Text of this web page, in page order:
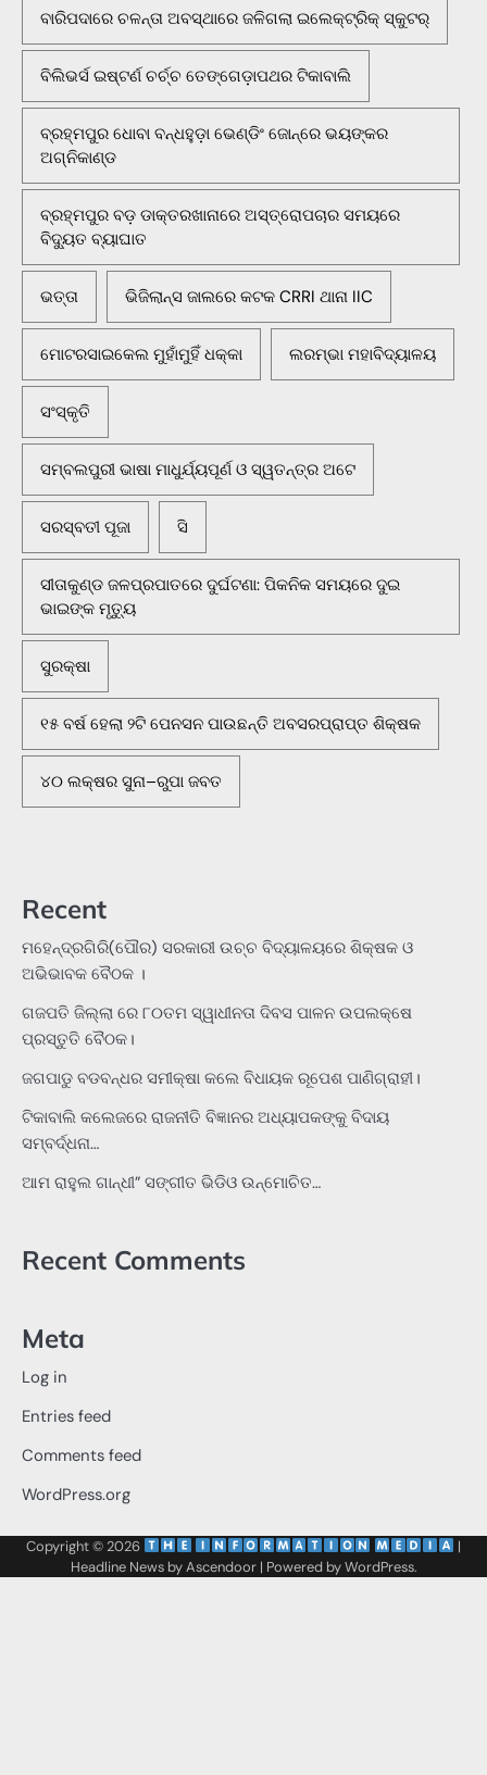
ବାରିପଦାରେ ଚଳନ୍ତା ଅବସ୍ଥାରେ ଜଳିଗଲା ଇଲେକ୍ଟ୍ରିକ୍ ସ୍କୁଟର୍
ବିଲିଭର୍ସ ଇଷ୍ଟର୍ଣ ଚର୍ଚ୍ଚ ତେଙ୍ଗେଡ଼ାପଥର ଟିକାବାଲି
ବ୍ରହ୍ମପୁର ଧୋବା ବନ୍ଧହୁଡ଼ା ଭେଣ୍ଡିଂ ଜୋନ୍‌ରେ ଭୟଙ୍କର
ଅଗ୍ନିକାଣ୍ଡ
ବ୍ରହ୍ମପୁର ବଡ଼ ଡାକ୍ତରଖାନାରେ ଅସ୍ତ୍ରୋପଚାର ସମୟରେ
ବିଦ୍ୟୁତ ବ୍ୟାଘାତ
ଭତ୍ତା ଭିଜିଲାନ୍ସ ଜାଲରେ କଟକ CRRI ଥାନା IIC
ମୋଟରସାଇକେଲ ମୁହାଁମୁହିଁ ଧକ୍କା ଲରମ୍ଭା ମହାବିଦ୍ୟାଳୟ
ସଂସ୍କୃତି
ସମ୍ବଲପୁରୀ ଭାଷା ମାଧୁର୍ଯ୍ୟପୂର୍ଣ ଓ ସ୍ୱତନ୍ତ୍ର ଅଟେ
ସରସ୍ବତୀ ପୂଜା ସି
ସୀତାକୁଣ୍ଡ ଜଳପ୍ରପାତରେ ଦୁର୍ଘଟଣା: ପିକନିକ ସମୟରେ ଦୁଇ
ଭାଇଙ୍କ ମୃତ୍ୟୁ
ସୁରକ୍ଷା
୧୫ ବର୍ଷ ହେଲା ୨ଟି ପେନସନ ପାଉଛନ୍ତି ଅବସରପ୍ରାପ୍ତ ଶିକ୍ଷକ
୪୦ ଲକ୍ଷର ସୁନା–ରୁପା ଜବତ
Recent
ମହେନ୍ଦ୍ରଗିରି(ପୌର) ସରକାରୀ ଉଚ୍ଚ ବିଦ୍ୟାଳୟରେ ଶିକ୍ଷକ ଓ
ଅଭିଭାବକ ବୈଠକ ।
ଗଜପତି ଜିଲ୍ଲା ରେ ୮୦ତମ ସ୍ୱାଧୀନତା ଦିବସ ପାଳନ ଉପଲକ୍ଷେ
ପ୍ରସ୍ତୁତି ବୈଠକ।
ଜଗପାଡୁ ବଡବନ୍ଧର ସମୀକ୍ଷା କଲେ ବିଧାୟକ ରୂପେଶ ପାଣିଗ୍ରାହୀ।
ଟିକାବାଲି କଲେଜରେ ରାଜନୀତି ବିଜ୍ଞାନର ଅଧ୍ୟାପକଙ୍କୁ ବିଦାୟ
ସମ୍ବର୍ଦ୍ଧନା…
ଆମ ରାହୁଲ ଗାନ୍ଧୀ” ସଙ୍ଗୀତ ଭିଡିଓ ଉନ୍ମୋଚିତ…
Recent Comments
Meta
Log in
Entries feed
Comments feed
WordPress.org
Copyright © 2026
|
Headline News byAscendoor| Powered byWordPress.